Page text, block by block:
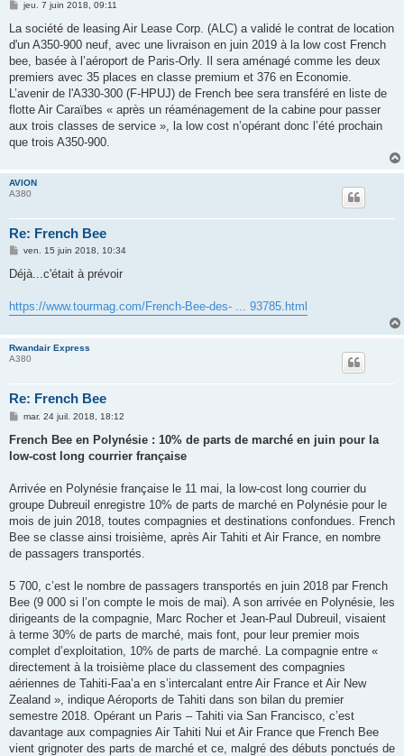
M
s
a
g
jeu. 7 juin 2018, 09:11
La société de leasing Air Lease Corp. (ALC) a validé le contrat de location
d'un A350-900 neuf, avec une livraison en juin 2019 à la low cost French
bee, basée à l’aéroport de Paris-Orly. Il sera aménagé comme les deux
premiers avec 35 places en classe premium et 376 en Economie.
L’avenir de l'A330-300 (F-HPUJ) de French bee sera transféré en liste de
flotte Air Caraïbes « après un réaménagement de la cabine pour passer
aux trois classes de service », la low cost n’opérant donc l’été prochain
que trois A350-900.
AVION
A380
Re: French Bee
M
s
s
g
e
ven. 15 juin 2018, 10:34
Déjà...c'était à prévoir
https://www.tourmag.com/French-Bee-des- ... 93785.html
Rwandair Express
A380
Re: French Bee
M
s
a
mar. 24 juil. 2018, 18:12
French Bee en Polynésie : 10% de parts de marché en juin pour la
low-cost long courrier française
Arrivée en Polynésie française le 11 mai, la low-cost long courrier du
groupe Dubreuil enregistre 10% de parts de marché en Polynésie pour le
mois de juin 2018, toutes compagnies et destinations confondues. French
Bee se classe ainsi troisième, après Air Tahiti et Air France, en nombre
de passagers transportés.
5 700, c’est le nombre de passagers transportés en juin 2018 par French
Bee (9 000 si l’on compte le mois de mai). A son arrivée en Polynésie, les
dirigeants de la compagnie, Marc Rocher et Jean-Paul Dubreuil, visaient
à terme 30% de parts de marché, mais font, pour leur premier mois
complet d’exploitation, 10% de parts de marché. La compagnie entre «
directement à la troisième place du classement des compagnies
aériennes de Tahiti-Faa’a en s’intercalant entre Air France et Air New
Zealand », indique Aéroports de Tahiti dans son bilan du premier
semestre 2018. Opérant un Paris – Tahiti via San Francisco, c’est
davantage aux compagnies Air Tahiti Nui et Air France que French Bee
vient grignoter des parts de marché et ce, malgré des débuts ponctués de